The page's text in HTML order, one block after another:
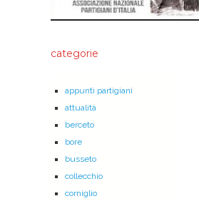
categorie
appunti partigiani
attualità
berceto
bore
busseto
collecchio
corniglio